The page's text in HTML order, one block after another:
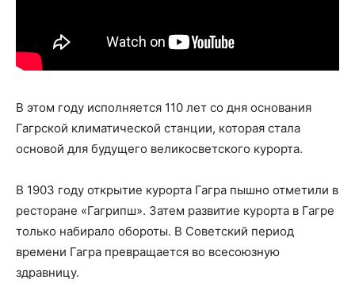
В этом году исполняется 110 лет со дня основания
Гагрской климатической станции, которая стала
основой для будущего великосветского курорта.
В 1903 году открытие курорта Гагра пышно отметили в
ресторане «Гагрипш». Затем развитие курорта в Гагре
только набирало обороты. В Советский период
времени Гагра превращается во всесоюзную
здравницу.